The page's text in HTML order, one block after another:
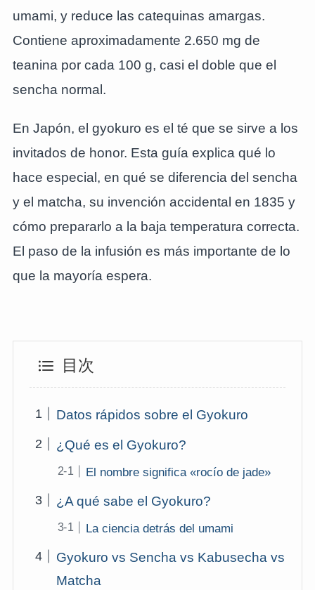
umami, y reduce las catequinas amargas.
Contiene aproximadamente 2.650 mg de
teanina por cada 100 g, casi el doble que el
sencha normal.
En Japón, el gyokuro es el té que se sirve a los
invitados de honor. Esta guía explica qué lo
hace especial, en qué se diferencia del sencha
y el matcha, su invención accidental en 1835 y
cómo prepararlo a la baja temperatura correcta.
El paso de la infusión es más importante de lo
que la mayoría espera.
目次
Datos rápidos sobre el Gyokuro
¿Qué es el Gyokuro?
El nombre significa «rocío de jade»
¿A qué sabe el Gyokuro?
La ciencia detrás del umami
Gyokuro vs Sencha vs Kabusecha vs
Matcha